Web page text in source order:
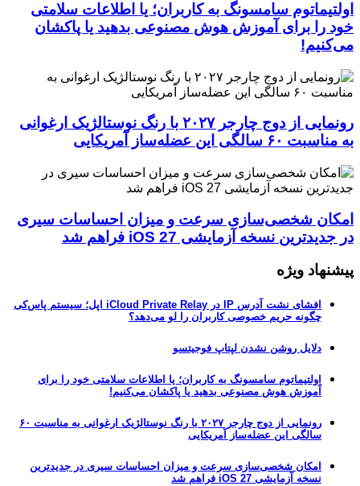
اولتیماتوم سامسونگ به کاربران؛ یا اطلاعات سلامتی
خود را برای آموزش هوش مصنوعی بدهید یا پاکشان
می‌کنیم!
رونمایی از دوج چارجر ۲۰۲۷ با رنگ نوستالژیک ارغوانی
به مناسبت ۶۰ سالگی این عضله‌ساز آمریکایی
امکان شخصی‌سازی سرعت و میزان احساسات سیری
در جدیدترین نسخه آزمایشی iOS 27 فراهم شد
پیشنهاد ویژه
افشای نشت آدرس IP در iCloud Private Relay اپل؛ سیستم پاس‌کی
چگونه حریم خصوصی کاربران را لو می‌دهد؟
دلایل روشن نشدن لپتاپ فوجیتسو
اولتیماتوم سامسونگ به کاربران؛ یا اطلاعات سلامتی خود را برای
آموزش هوش مصنوعی بدهید یا پاکشان می‌کنیم!
رونمایی از دوج چارجر ۲۰۲۷ با رنگ نوستالژیک ارغوانی به مناسبت ۶۰
سالگی این عضله‌ساز آمریکایی
امکان شخصی‌سازی سرعت و میزان احساسات سیری در جدیدترین
نسخه آزمایشی iOS 27 فراهم شد